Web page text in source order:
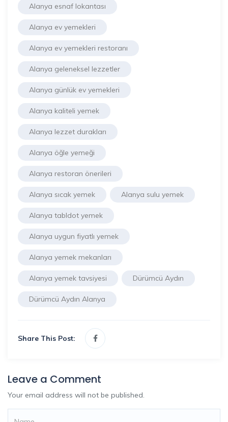
Alanya esnaf lokantası
Alanya ev yemekleri
Alanya ev yemekleri restoranı
Alanya geleneksel lezzetler
Alanya günlük ev yemekleri
Alanya kaliteli yemek
Alanya lezzet durakları
Alanya öğle yemeği
Alanya restoran önerileri
Alanya sıcak yemek Alanya sulu yemek
Alanya tabldot yemek
Alanya uygun fiyatlı yemek
Alanya yemek mekanları
Alanya yemek tavsiyesi Dürümcü Aydın
Dürümcü Aydın Alanya
Share This Post:
Leave a Comment
Your email address will not be published.